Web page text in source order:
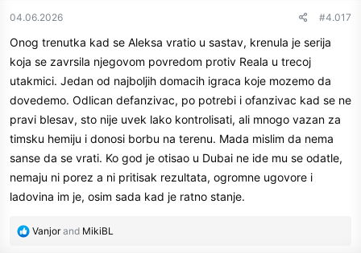
n
:
04.06.2026 #4.017
Onog trenutka kad se Aleksa vratio u sastav, krenula je serija
koja se zavrsila njegovom povredom protiv Reala u trecoj
utakmici. Jedan od najboljih domacih igraca koje mozemo da
dovedemo. Odlican defanzivac, po potrebi i ofanzivac kad se ne
pravi blesav, sto nije uvek lako kontrolisati, ali mnogo vazan za
timsku hemiju i donosi borbu na terenu. Mada mislim da nema
sanse da se vrati. Ko god je otisao u Dubai ne ide mu se odatle,
nemaju ni porez a ni pritisak rezultata, ogromne ugovore i
ladovina im je, osim sada kad je ratno stanje.
R
Vanjorand MikiBL